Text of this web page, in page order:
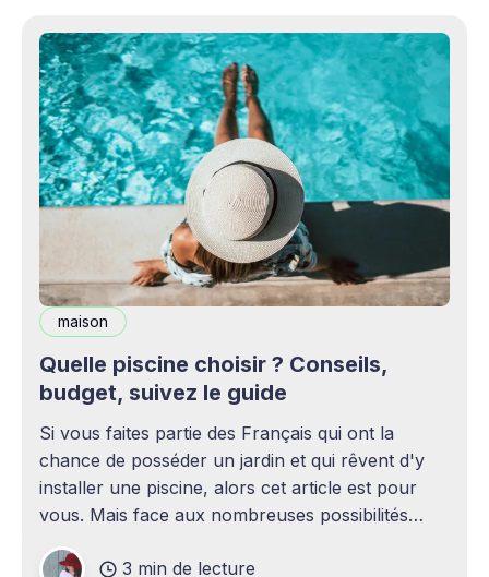
maison
Quelle piscine choisir ? Conseils,
budget, suivez le guide
Si vous faites partie des Français qui ont la
chance de posséder un jardin et qui rêvent d'y
installer une piscine, alors cet article est pour
vous. Mais face aux nombreuses possibilités
une décision. Vaut il mieux opter
3 min de lecture